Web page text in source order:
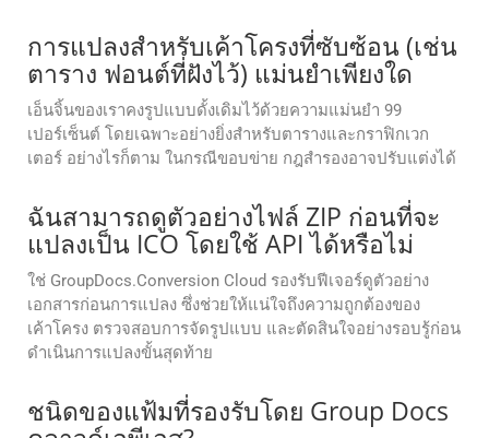
การแปลงสำหรับเค้าโครงที่ซับซ้อน (เช่น
ตาราง ฟอนต์ที่ฝังไว้) แม่นยำเพียงใด
เอ็นจิ้นของเราคงรูปแบบดั้งเดิมไว้ด้วยความแม่นยำ 99
เปอร์เซ็นต์ โดยเฉพาะอย่างยิ่งสำหรับตารางและกราฟิกเวก
เตอร์ อย่างไรก็ตาม ในกรณีขอบข่าย กฎสำรองอาจปรับแต่งได้
ฉันสามารถดูตัวอย่างไฟล์ ZIP ก่อนที่จะ
แปลงเป็น ICO โดยใช้ API ได้หรือไม่
ใช่ GroupDocs.Conversion Cloud รองรับฟีเจอร์ดูตัวอย่าง
เอกสารก่อนการแปลง ซึ่งช่วยให้แน่ใจถึงความถูกต้องของ
เค้าโครง ตรวจสอบการจัดรูปแบบ และตัดสินใจอย่างรอบรู้ก่อน
ดำเนินการแปลงขั้นสุดท้าย
ชนิดของแฟ้มที่รองรับโดย Group Docs